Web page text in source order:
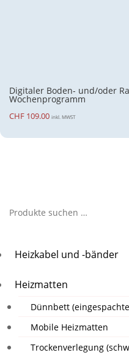
Heizkabel und -bänder
Heizmatten
Dünnbett
Mobile Heizmatten
Trockenverlegung
Digitaler Boden- und/oder
Wochenprogramm
CHF 109.00 inkl. MWST